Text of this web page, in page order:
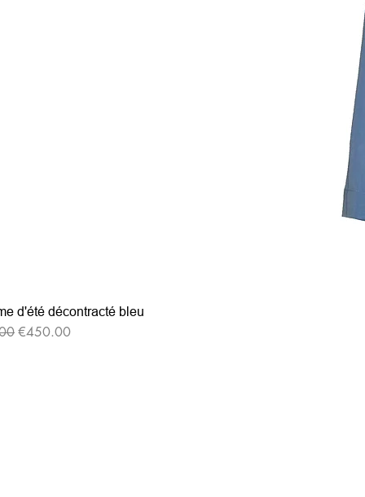
d'été décontracté bleu
セール価格
€450.00